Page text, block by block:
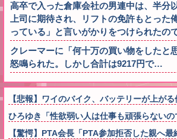
高卒で入った倉庫会社の男連中は、半分
上司に期待され、リフトの免許もとった
っている」と言いがかりをつけられたの
クレーマーに「何十万の買い物をしたと
怒鳴られた。しかし合計は9217円で…
【悲報】ワイのバイク、バッテリーが上がる
ひろゆき「性欲弱い人は仕事も頑張らない
【驚愕】PTA会長「PTA参加拒否した親へ